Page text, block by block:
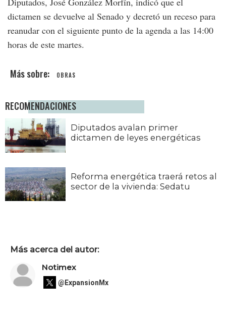
dictamen se devuelve al Senado y decretó un receso para
reanudar con el siguiente punto de la agenda a las 14:00
horas de este martes.
OBRAS
RECOMENDACIONES
Diputados avalan primer
dictamen de leyes energéticas
Reforma energética traerá retos al
sector de la vivienda: Sedatu
Más acerca del autor:
Notimex
@ExpansionMx